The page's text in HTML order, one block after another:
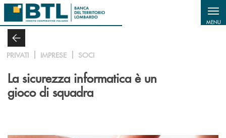
Salta al contenuto principale
MENU
PRIVATI IMPRESE SOCI
La sicurezza informatica è un
gioco di squadra